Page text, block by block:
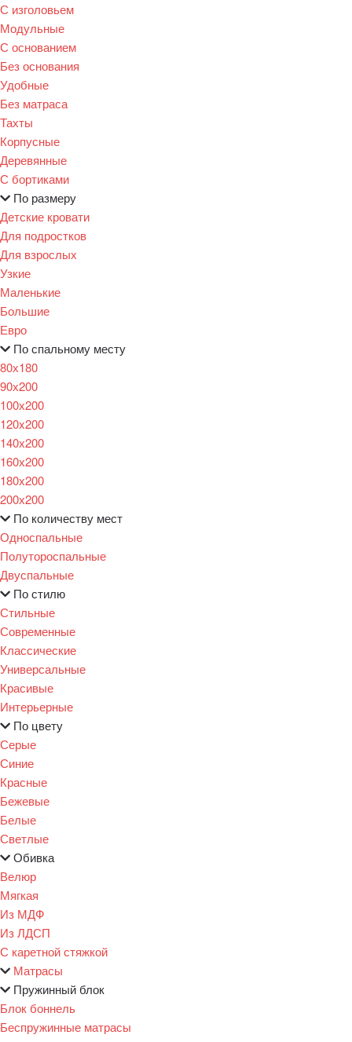
С изголовьем
Модульные
С основанием
Без основания
Удобные
Без матраса
Тахты
Корпусные
Деревянные
С бортиками
По размеру
Детские кровати
Для подростков
Для взрослых
Узкие
Маленькие
Большие
Евро
По спальному месту
80х180
90х200
100х200
120x200
140х200
160х200
180х200
200х200
По количеству мест
Односпальные
Полутороспальные
Двуспальные
По стилю
Стильные
Современные
Классические
Универсальные
Красивые
Интерьерные
По цвету
Серые
Синие
Красные
Бежевые
Белые
Светлые
Обивка
Велюр
Мягкая
Из МДФ
Из ЛДСП
С каретной стяжкой
Матрасы
Пружинный блок
Блок боннель
Беспружинные матрасы